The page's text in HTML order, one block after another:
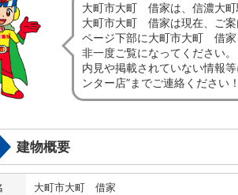
大町市大町 借家は、信濃大町
大町市大町 借家は現在、ご案
ページ下部に大町市大町 借家
非一度ご覧になってください。
内見や掲載されていない情報
ンター店”までご連絡ください！
建物概要
大町市大町 借家